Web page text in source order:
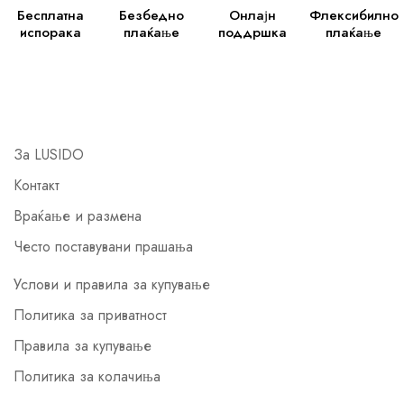
Бесплатна
испорака
Безбедно
плаќање
Онлајн
поддршка
Флексибилно
плаќање
За LUSIDO
Контакт
Враќање и размена
Често поставувани прашања
Услови и правила за купување
Политика за приватност
Правила за купување
Политика за колачиња